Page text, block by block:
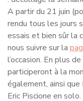
A partir du 21 juin
rendu tous les jours
essais et bien sûr la
nous suivre sur la
l’occasion. En plus
participeront à la
également, ainsi
Eric Piscione en